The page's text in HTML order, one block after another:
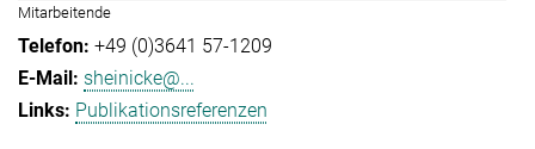
Mitarbeitende
+49 (0)3641 57-1209
sheinicke@...
Publikationsreferenzen